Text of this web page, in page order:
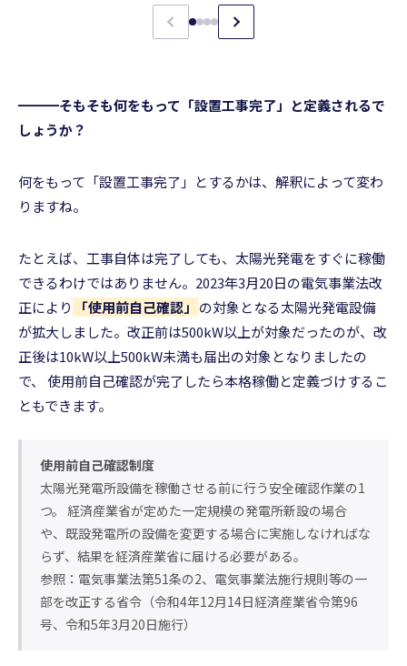
━━━そもそも何をもって「設置工事完了」と定義されるで
しょうか？
何をもって「設置工事完了」とするかは、解釈によって変わ
りますね。
たとえば、工事自体は完了しても、太陽光発電をすぐに稼働
できるわけではありません。2023年3月20日の電気事業法改
正により
「使用前自己確認」 の対象となる太陽光発電設備
が拡大しました。改正前は500kW以上が対象だったのが、改
正後は10kW以上500kW未満も届出の対象となりましたの
で、 使用前自己確認が完了したら本格稼働と定義づけするこ
ともできます。
使用前自己確認制度
太陽光発電所設備を稼働させる前に行う安全確認作業の1
つ。 経済産業省が定めた一定規模の発電所新設の場合
や、既設発電所の設備を変更する場合に実施しなければな
らず、結果を経済産業省に届ける必要がある。
参照：電気事業法第51条の2、電気事業法施行規則等の一
部を改正する省令（令和4年12月14日経済産業省令第96
号、令和5年3月20日施行）